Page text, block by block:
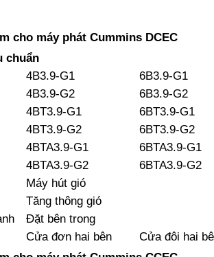
cho máy phát Cummins DCEC
chuẩn
4B3.9-G1
6B3.9-G1
4B3.9-G2
6B3.9-G2
4BT3.9-G1
6BT3.9-G1
4BT3.9-G2
6BT3.9-G2
4BTA3.9-G1
6BTA3.9-G1
4BTA3.9-G2
6BTA3.9-G2
Máy hút gió
Tăng thông gió
Đặt bên trong
Cửa đơn hai bên
Cửa đôi hai